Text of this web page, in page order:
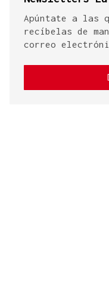
Apúntate a las
recíbelas de
correo